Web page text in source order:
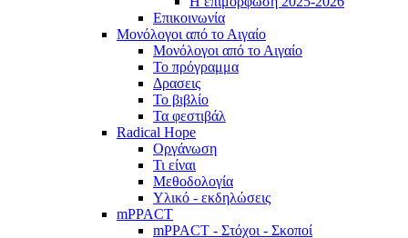
Επικοινωνία
Μονόλογοι από το Αιγαίο
Μονόλογοι από το Αιγαίο
Το πρόγραμμα
Δρασεις
Το βιβλίο
Τα φεστιβάλ
Radical Hope
Οργάνωση
Τι είναι
Μεθοδολογία
Υλικό - εκδηλώσεις
mPPACT
mPPACT - Στόχοι - Σκοποί